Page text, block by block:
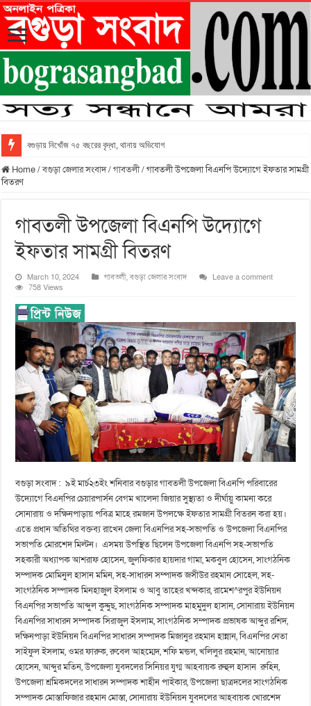
বগুড়ায় নিখোঁজ ৭৫ বছরের বৃদ্ধা, থানায় অভিযোগ
Home/বগুড়া জেলার সংবাদ/গাবতলী/গাবতলী উপজেলা বিএনপি উদ্যোগে ইফতার সামগ্রী
বিতরণ
গাবতলী উপজেলা বিএনপি উদ্যোগে
ইফতার সামগ্রী বিতরণ
March 10, 2024 গাবতলী,বগুড়া জেলার সংবাদ
Leave a comment
758 Views
বগুড়া সংবাদ : ৯ই মার্চ২৩ইং শনিবার বগুড়ার গাবতলী উপজেলা বিএনপি পরিবারের
উদ্যোগে বিএনপির চেয়ারপার্সন বেগম খালেদা জিয়ার সুস্থ্যতা ও দীর্ঘায়ু কামনা করে
সোনারায় ও দক্ষিনপাড়ায় পবিত্র মাহে রমজান উপলক্ষে ইফতার সামগ্রী বিতরন করা হয়।
এতে প্রধান অতিথির বক্তব্য রাখেন জেলা বিএনপির সহ-সভাপতি ও উপজেলা বিএনপির
সভাপতি মোরশেদ মিল্টন। এসময় উপস্থিত ছিলেন উপজেলা বিএনপি সহ-সভাপতি
সহকারী অধ্যাপক আশরাফ হোসেন, জুলফিকার হায়দার গামা, মকবুল হোসেন, সাংগঠনিক
সম্পাদক মোমিনুল হাসান মমিন, সহ-সাধারন সম্পাদক জসীউর রহমান সোহেল, সহ-
সাংগঠনিক সম্পাদক মিনহাজুল ইসলাম ও আবু তাহের খন্দকার, রামেশ^রপুর ইউনিয়ন
বিএনপির সভাপতি আব্দুল কুদ্দুছ, সাংগঠনিক সম্পাদক মাহমুদুল হাসান, সোনারায় ইউনিয়ন
বিএনপির সাধারন সম্পাদক সিরাজুল ইসলাম, সাংগঠনিক সম্পাদক প্রভাষক আব্দুর রশিদ,
দক্ষিনপাড়া ইউনিয়ন বিএনপির সাধারন সম্পাদক মিজানুর রহমান হান্নান, বিএনপির নেতা
সাইফুল ইসলাম, ওমর ফারুক, রুবেল আহম্মেদ, শফি মন্ডল, খলিলুর রহমান, আনোয়ার
হোসেন, আব্দুর মতিন, উপজেলা যুবদলের সিনিয়র যুগ্ম আহবায়ক রুহুল হাসান রুহিন,
উপজেলা শ্রমিকদলের সাধারন সম্পাদক শাহীন পাইকার, উপজেলা ছাত্রদলের সাংগঠনিক
সম্পাদক মোস্তাফিজার রহমান মোস্তা, সোনারায় ইউনিয়ন যুবদলের আহবায়ক খোরশেদ